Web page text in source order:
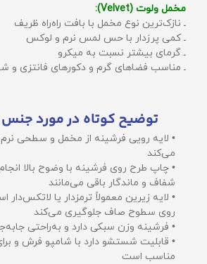
مخمل ولوت (Velvet):
ـ نازک‌ترین نوع مخمل با بافت راه‌راه ظریف
ـ کمی پرزدار با حس لمس نرم و لوکس
ـ گرمای بیشتر نسبت به میکرو
ـ مناسب فضاهای گرم و دکورهای فانتزی و
توضیح کوتاه در مورد
• لایه رویی فرشینه از مخمل و سطحی
می‌کند
• چاپ طرح روی فرشینه با وضوح بالا
شفاف و ماندگار باقی می‌مانند
• لایه زیرین معمولاً ترمزدار یا
روی سطوح صاف جلوگیری می‌کند
• فرشینه وزن سبکی دارد و به‌راحتی
• قابلیت شستشو دارد با شامپو فرش و
مناسب است